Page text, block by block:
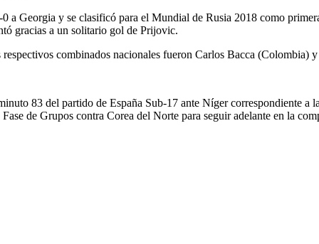
Georgia y se clasificó para el Mundial de Rusia 2018 como
gracias a un solitario gol de Prijovic.
combinados nacionales fueron Carlos Bacca (Colombia)
83 del partido de España Sub-17 ante Níger correspondiente a
de Grupos contra Corea del Norte para seguir adelante en la